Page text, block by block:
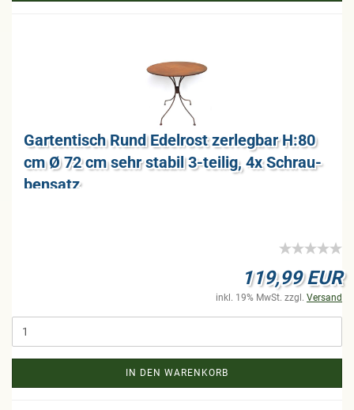
Gar­ten­tisch Rund Edel­rost zer­leg­bar H:80
cm Ø 72 cm sehr sta­bil 3-​tei­lig, 4x Schrau­
ben­satz
119,99 EUR
inkl. 19% MwSt. zzgl. Versand
IN DEN WARENKORB